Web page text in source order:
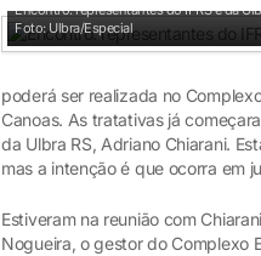
Encontro: representantes do IFRS e da
Foto: Ulbra/Especial
poderá ser realizada no
Canoas. As tratativas já
da Ulbra RS, Adriano Chiarani.
mas a intenção é que ocorra em
Estiveram na reunião com
Nogueira, o gestor do Complexo